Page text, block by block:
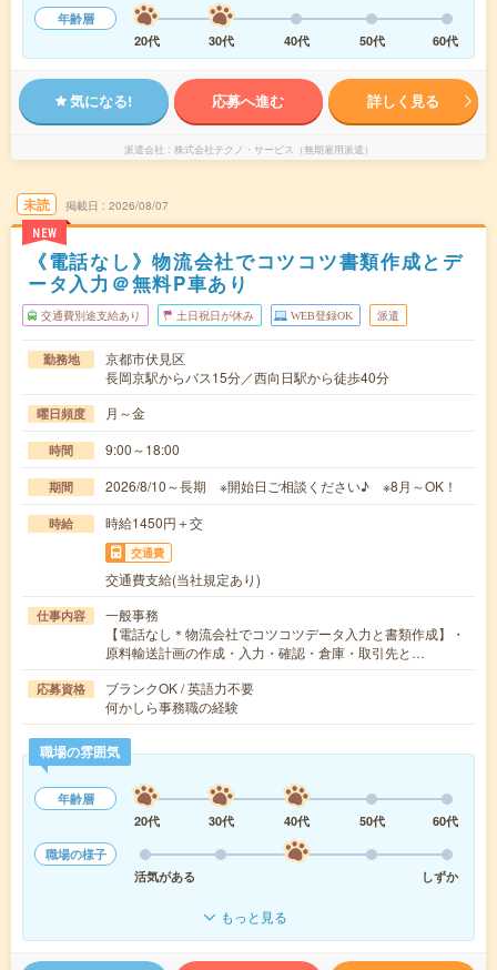
年齢層
20代
30代 40代 50代 60代
気になる! 応募へ進む 詳しく見る
派遣会社 株式会社テクノ・サービス（無期雇用派遣）
未読
NEW
掲載日 2026/08/07
《電話なし》物流会社でコツコツ書類作成とデ
ータ入力＠無料P車あり
交通費別途支給あり 土日祝日が休み WEB登録OK 派遣
勤務地
京都市伏見区
長岡京駅からバス15分／西向日駅から徒歩40分
曜日頻度 月～金
時間 9:00～18:00
期間 2026/8/10～長期 ※開始日ご相談ください♪ ※8月～OK！
時給 時給1450円＋交
交通費
交通費支給(当社規定あり)
仕事内容
一般事務
【電話なし＊物流会社でコツコツデータ入力と書類作成】・
原料輸送計画の作成・入力・確認・倉庫・取引先と…
応募資格
ブランクOK / 英語力不要
何かしら事務職の経験
職場の雰囲気
年齢層
20代
30代 40代 50代
60代
職場の様子
活気がある
しずか
もっと見る